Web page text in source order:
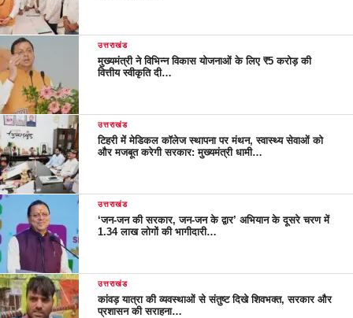
उत्तराखंड
मुख्यमंत्री ने विभिन्न विकास योजनाओं के लिए ₹5 करोड़ की
वित्तीय स्वीकृति दी…
उत्तराखंड
टिहरी में मेडिकल कॉलेज स्थापना पर मंथन, स्वास्थ्य सेवाओं को
और मजबूत करेगी सरकार: मुख्यमंत्री धामी…
उत्तराखंड
‘जन-जन की सरकार, जन-जन के द्वार’ अभियान के दूसरे चरण में
1.34 लाख लोगों की भागीदारी…
उत्तराखंड
कांवड़ यात्रा की व्यवस्थाओं से संतुष्ट दिखे शिवभक्त, सरकार और
प्रशासन की सराहना…